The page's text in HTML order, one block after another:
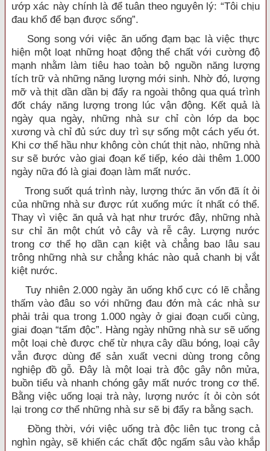
ướp xác này chính là để tuân theo nguyên lý: “Tôi chịu
đau khổ để bạn được sống”.
Song song với việc ăn uống đạm bạc là việc thực
hiện một loạt những hoạt động thể chất với cường độ
mạnh nhằm làm tiêu hao toàn bộ nguồn năng lượng
tích trữ và những năng lượng mới sinh. Nhờ đó, lượng
mỡ và thịt dần dần bị đẩy ra ngoài thông qua quá trình
đốt cháy năng lượng trong lúc vận động. Kết quả là
ngày qua ngày, những nhà sư chỉ còn lớp da bọc
xương và chỉ đủ sức duy trì sự sống một cách yếu ớt.
Khi cơ thể hầu như không còn chút thịt nào, những nhà
sư sẽ bước vào giai đoạn kế tiếp, kéo dài thêm 1.000
ngày nữa đó là giai đoạn làm mất nước.
Trong suốt quá trình này, lượng thức ăn vốn đã ít ỏi
của những nhà sư được rút xuống mức ít nhất có thể.
Thay vì việc ăn quả và hạt như trước đây, những nhà
sư chỉ ăn một chút vỏ cây và rễ cây. Lượng nước
trong cơ thể họ dần cạn kiệt và chẳng bao lâu sau
trông những nhà sư chẳng khác nào quả chanh bị vắt
kiệt nước.
Tuy nhiên 2.000 ngày ăn uống khổ cực có lẽ chẳng
thấm vào đâu so với những đau đớn mà các nhà sư
phải trải qua trong 1.000 ngày ở giai đoạn cuối cùng,
giai đoạn “tẩm độc”. Hàng ngày những nhà sư sẽ uống
một loại chè được chế từ nhựa cây dầu bóng, loại cây
vẫn được dùng để sản xuất vecni dùng trong công
nghiệp đồ gỗ. Đây là một loại trà độc gây nôn mửa,
buồn tiểu và nhanh chóng gây mất nước trong cơ thể.
Bằng việc uống loại trà này, lượng nước ít ỏi còn sót
lại trong cơ thể những nhà sư sẽ bị đẩy ra bằng sạch.
Đồng thời, với việc uống trà độc liên tục trong cả
nghìn ngày, sẽ khiến các chất độc ngấm sâu vào khắp